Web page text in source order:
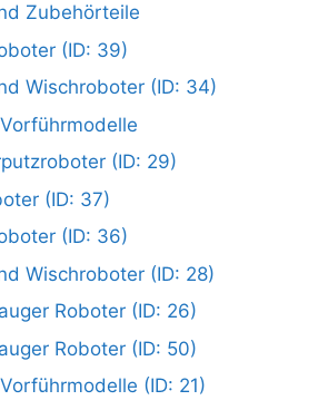
Zubehörteile
(ID: 39)
Wischroboter (ID: 34)
(ID: 29)
(ID: 37)
(ID: 36)
Wischroboter (ID: 28)
Roboter (ID: 26)
Roboter (ID: 50)
(ID: 21)